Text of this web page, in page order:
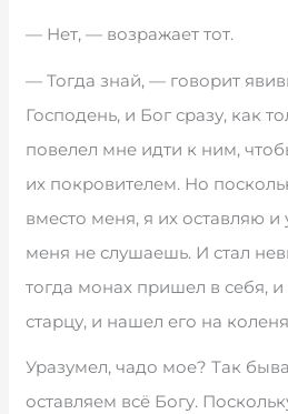
— Нет, — возражает тот.
— Тогда знай, — говорит
Господень, и Бог сразу, как
повелел мне идти к ним,
их покровителем. Но
вместо меня, я их оставляю и
меня не слушаешь. И стал
тогда монах пришел в себя, и
старцу, и нашел его на
Уразумел, чадо мое? Так
оставляем всё Богу.